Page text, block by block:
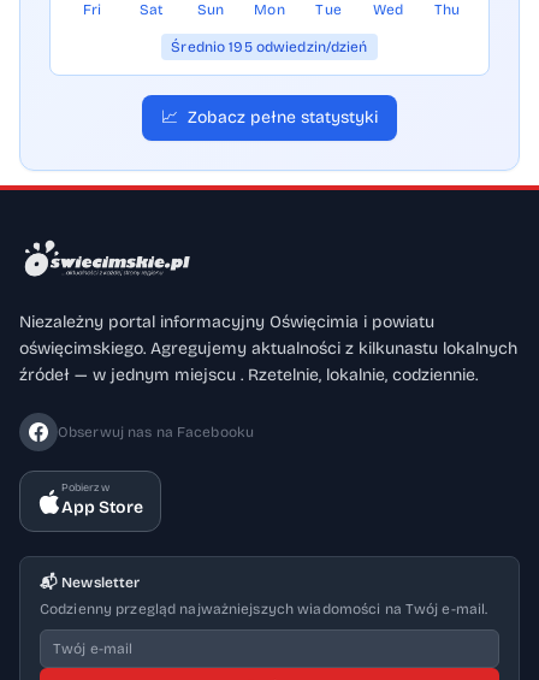
Fri Sat Sun Mon Tue Wed Thu
Średnio 195 odwiedzin/dzień
📈 Zobacz pełne statystyki
Niezależny portal informacyjny Oświęcimia i powiatu
oświęcimskiego. Agregujemy aktualności z kilkunastu lokalnych
źródeł — w jednym miejscu . Rzetelnie, lokalnie, codziennie.
Obserwuj nas na Facebooku
Pobierz w
App Store
📬 Newsletter
Codzienny przegląd najważniejszych wiadomości na Twój e-mail.